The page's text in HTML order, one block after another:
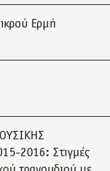
Ερμή
2016: Στιγμές